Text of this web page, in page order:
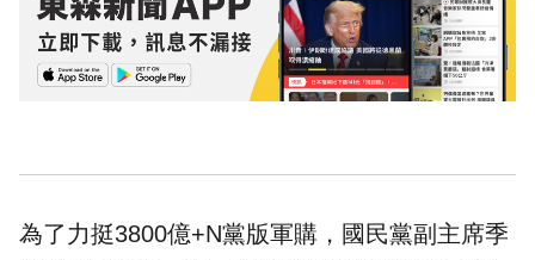
為了力挺3800億+N黨版軍購，國民黨副主席季